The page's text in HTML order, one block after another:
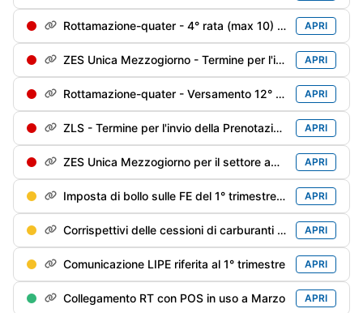
Rottamazione-quater - 4° rata (max 10) soggetti decaduti al 31/12/2024 e riammessi APRI
ZES Unica Mezzogiorno - Termine per l'invio della Prenotazione degli investimenti sostenuti dal 1/01/2026 e che si prevede di sostenere fino al 31/12/2026 APRI
Rottamazione-quater - Versamento 12° di 18 rate trimestrali APRI
ZLS - Termine per l'invio della Prenotazione degli investimenti sostenuti dal 1/01/2026 e che si prevede di sostenere fino al 31/12/2026 APRI
ZES Unica Mezzogiorno per il settore agricolo: termine per l'invio della Prenotazione degli investimenti sostenuti dal 1/01/2026 e che si prevede di sostenere fino al 15/11/2026 APRI
Imposta di bollo sulle FE del 1° trimestre - Versamento (differibile al 2° trimestre se il debito è inferiore a €. 5.000) APRI
Corrispettivi delle cessioni di carburanti di aprile - Trasmissione alle Dogane APRI
Comunicazione LIPE riferita al 1° trimestre APRI
Collegamento RT con POS in uso a Marzo APRI